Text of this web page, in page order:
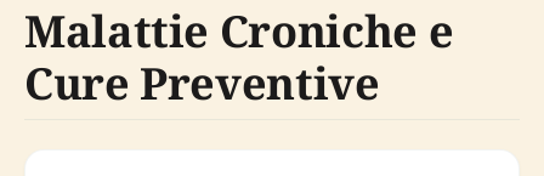
Malattie Croniche e
Cure Preventive